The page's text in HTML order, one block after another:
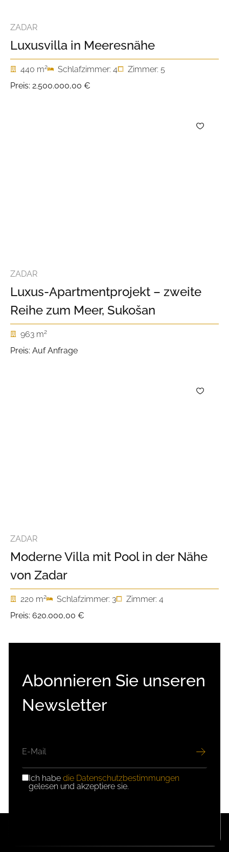
ZADAR
Luxusvilla in Meeresnähe
440 m2 Schlafzimmer: 4
Zimmer: 5
Preis: 2.500.000,00 €
ZADAR
Luxus-Apartmentprojekt – zweite
Reihe zum Meer, Sukošan
963 m2
Preis: Auf Anfrage
ZADAR
Moderne Villa mit Pool in der Nähe
von Zadar
220 m2 Schlafzimmer: 3
Zimmer: 4
Preis: 620.000,00 €
Abonnieren Sie unseren
Newsletter
MAIL
DSGVO-
EINWILLIGUNG
Ich habe die Datenschutzbestimmungen
gelesen und akzeptiere sie.